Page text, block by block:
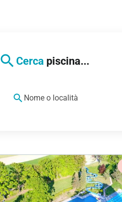
search Cerca piscina...
search Nome o località